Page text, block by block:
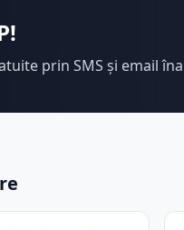
prin SMS și email